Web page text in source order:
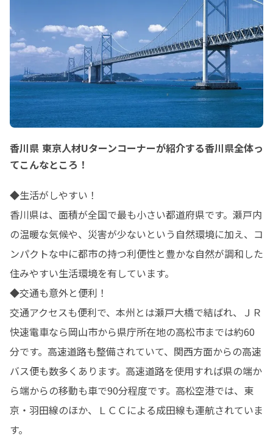
香川県 東京人材Uターンコーナーが紹介する香川県全体っ
てこんなところ！
◆生活がしやすい！
香川県は、面積が全国で最も小さい都道府県です。瀬戸内
の温暖な気候や、災害が少ないという自然環境に加え、コ
ンパクトな中に都市の持つ利便性と豊かな自然が調和した
住みやすい生活環境を有しています。
◆交通も意外と便利！
交通アクセスも便利で、本州とは瀬戸大橋で結ばれ、ＪＲ
快速電車なら岡山市から県庁所在地の高松市までは約60
分です。高速道路も整備されていて、関西方面からの高速
バス便も数多くあります。高速道路を使用すれば県の端か
ら端からの移動も車で90分程度です。高松空港では、東
京・羽田線のほか、ＬＣＣによる成田線も運航されていま
す。